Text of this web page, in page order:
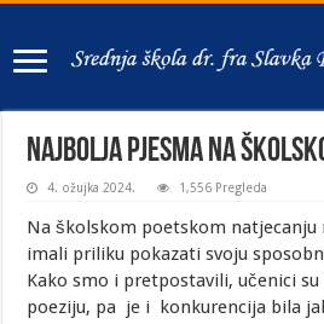
Najbolja pjesma na
4. ožujka 2024. 1,556 Pregleda
Na školskom poetskom natjecanju
imali priliku pokazati svoju
Kako smo i pretpostavili, učenici
poeziju, pa je i konkurencija bila